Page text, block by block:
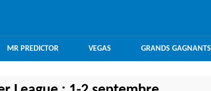
MR PREDICTOR VEGAS GRANDS GAGNANTS